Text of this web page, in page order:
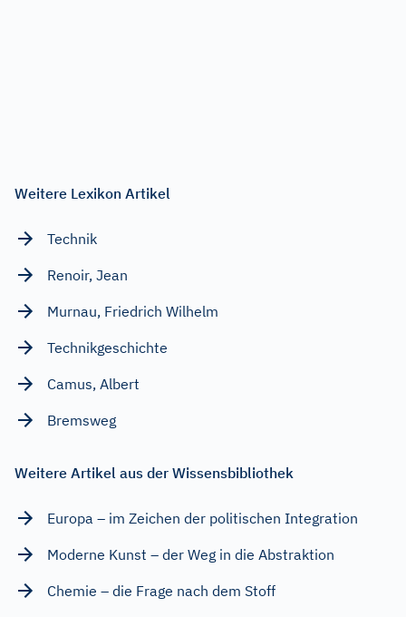
Weitere Lexikon Artikel
Technik
Renoir, Jean
Murnau, Friedrich Wilhelm
Technikgeschichte
Camus, Albert
Bremsweg
Weitere Artikel aus der Wissensbibliothek
Europa – im Zeichen der politischen Integration
Moderne Kunst – der Weg in die Abstraktion
Chemie – die Frage nach dem Stoff